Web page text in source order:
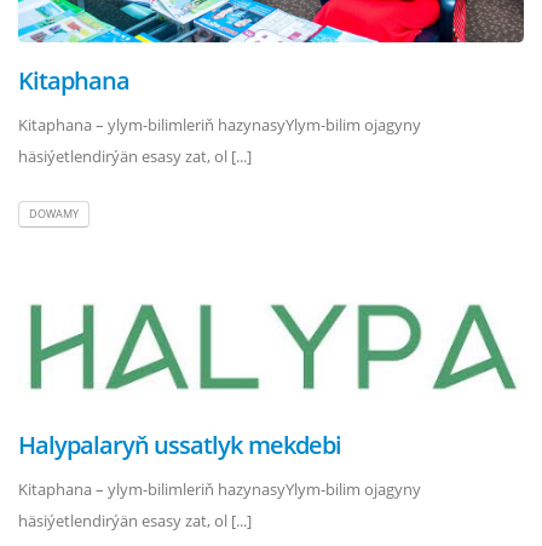
Kitaphana
Kitaphana – ylym-bilimleriň hazynasyYlym-bilim ojagyny
häsiýetlendirýän esasy zat, ol [...]
DOWAMY
Halypalaryň ussatlyk mekdebi
Kitaphana – ylym-bilimleriň hazynasyYlym-bilim ojagyny
häsiýetlendirýän esasy zat, ol [...]